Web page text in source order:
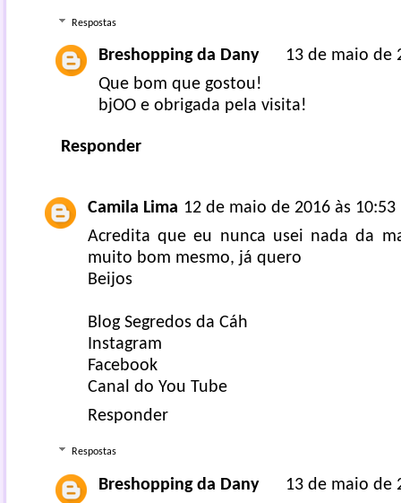
Respostas
Breshopping da Dany
13 de maio de
Que bom que gostou!
bjOO e obrigada pela visita!
Responder
Camila Lima 12 de maio de 2016 às 10:53
Acredita que eu nunca usei nada da
muito bom mesmo, já quero
Beijos
Blog Segredos da Cáh
Instagram
Facebook
Canal do You Tube
Responder
Respostas
Breshopping da Dany
13 de maio de